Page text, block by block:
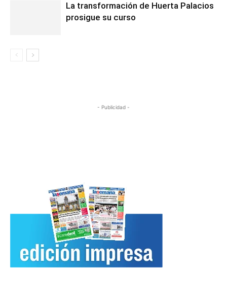
La transformación de Huerta Palacios
prosigue su curso
- Publicidad -